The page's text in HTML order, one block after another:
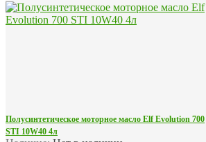
Полусинтетическое моторное масло Elf Evolution 700
STI 10W40 4л